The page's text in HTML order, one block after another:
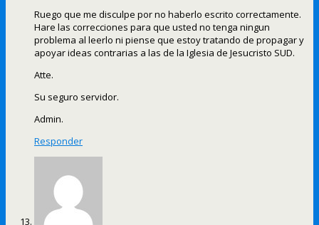
Ruego que me disculpe por no haberlo escrito correctamente.
Hare las correcciones para que usted no tenga ningun
problema al leerlo ni piense que estoy tratando de propagar y
apoyar ideas contrarias a las de la Iglesia de Jesucristo SUD.
Atte.
Su seguro servidor.
Admin.
Responder